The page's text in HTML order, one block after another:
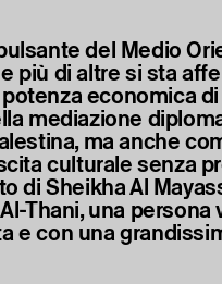
del Medio
più di altre si sta
economica
mediazione
ma anche
culturale senza
di Sheikha Al
Thani, una persona
e con una